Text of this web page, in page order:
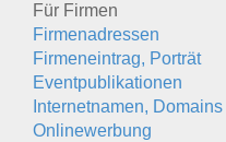
Für Firmen
Firmenadressen
Firmeneintrag, Porträt
Eventpublikationen
Internetnamen, Domains
Onlinewerbung